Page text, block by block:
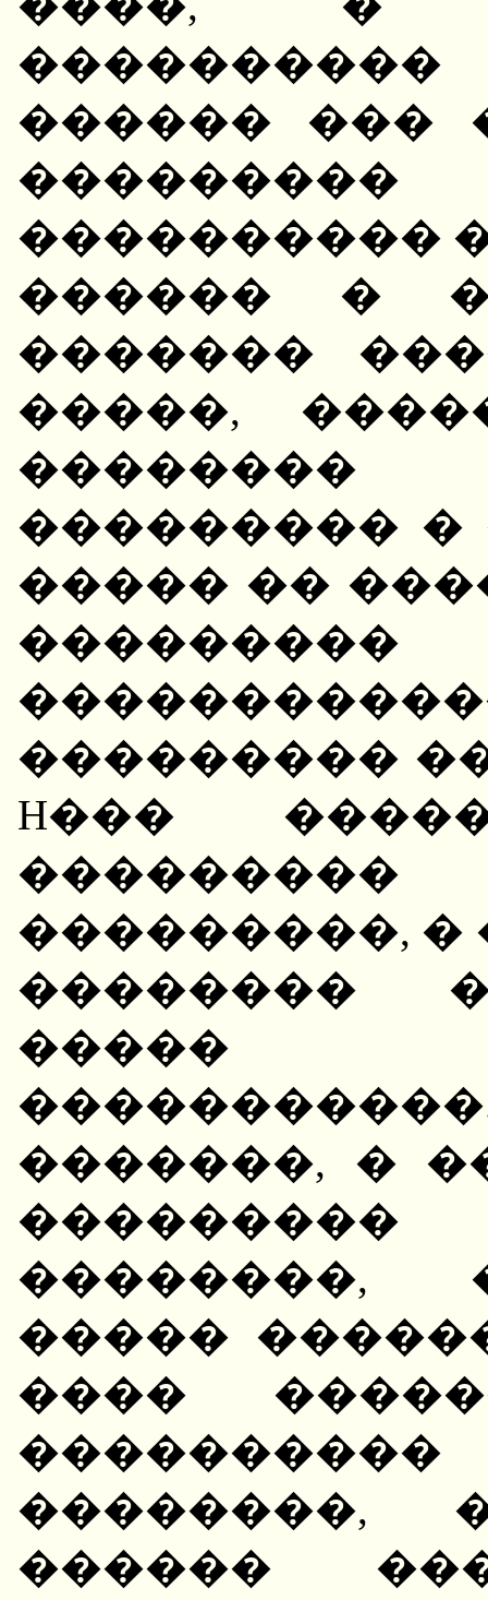
������ ���
����������
������ �
�������
�����,
��������� �
����� ��
���������
H���
���������
���������, �
��������
�����
�������, �
��������,
�����
����
��������,
������